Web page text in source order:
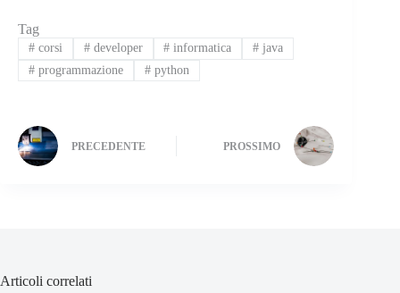
Tag
#corsi #developer # informatica # java
#programmazione #python
PRECEDENTE PROSSIMO
Articoli correlati